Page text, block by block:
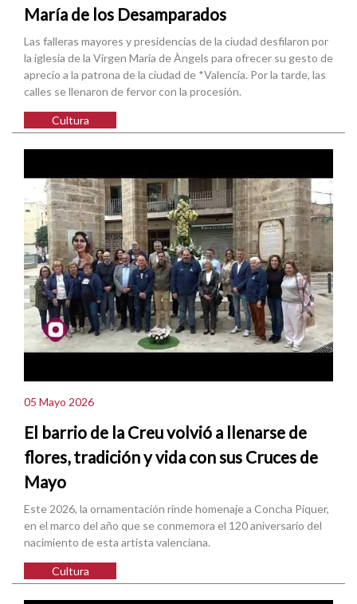
María de los Desamparados
Las falleras mayores y presidencias de la ciudad desfilaron por
la iglesia de la Virgen María de Àngels para ofrecer su gesto de
aprecio a la patrona de la ciudad de *Valencia. Por la tarde, las
calles se llenaron de fervor con la procesión.
Cultura
05 Mayo 2026
El barrio de la Creu volvió a llenarse de
flores, tradición y vida con sus Cruces de
Mayo
Este 2026, la ornamentación rinde homenaje a Concha Piquer,
en el marco del año que se conmemora el 120 aniversario del
nacimiento de esta artista valenciana.
Cultura